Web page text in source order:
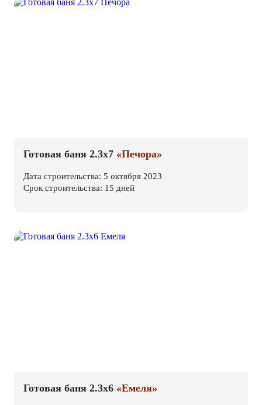
Готовая баня 2.3х7 «Печора»
Дата строительства: 5 октября 2023
Срок строительства: 15 дней
Готовая баня 2.3х6 «Емеля»